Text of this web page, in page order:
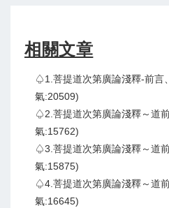
相關文章
♤1.菩提道次第廣論淺釋-前言
氣:20509)
♤2.菩提道次第廣論淺釋～道
氣:15762)
♤3.菩提道次第廣論淺釋～道
氣:15875)
♤4.菩提道次第廣論淺釋～道
氣:16645)